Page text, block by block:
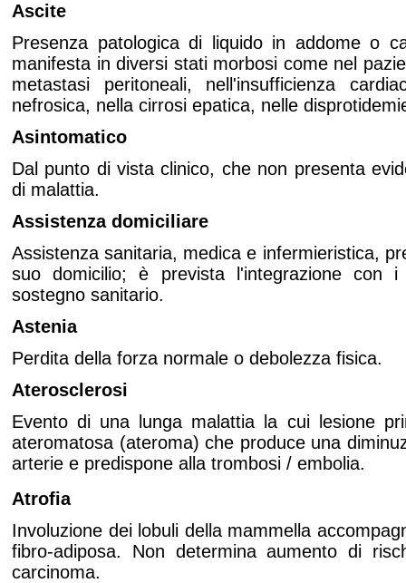
Ascite
Presenza patologica di liquido in addome o
manifesta in diversi stati morbosi come nel
metastasi peritoneali, nell'insufficienza
nefrosica, nella cirrosi epatica, nelle
Asintomatico
Dal punto di vista clinico, che non presenta
di malattia.
Assistenza domiciliare
Assistenza sanitaria, medica e infermieristica,
suo domicilio; è prevista l'integrazione con
sostegno sanitario.
Astenia
Perdita della forza normale o debolezza fisica.
Aterosclerosi
Evento di una lunga malattia la cui lesione
ateromatosa (ateroma) che produce una
arterie e predispone alla trombosi / embolia.
Atrofia
Involuzione dei lobuli della mammella
fibro-adiposa. Non determina aumento di
carcinoma.